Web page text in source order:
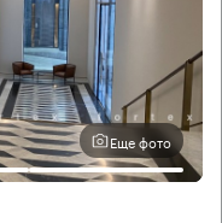
Еще фото